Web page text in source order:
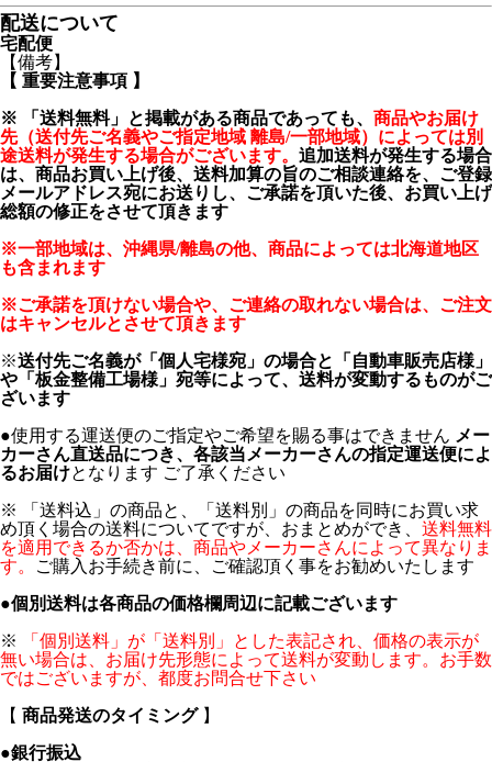
配送について
宅配便
【備考】
【 重要注意事項 】
※ 「送料無料」と掲載がある商品であっても、 商品やお届け
先（送付先ご名義やご指定地域 離島/一部地域）によっては別
途送料が発生する場合がございます。 追加送料が発生する場合
は、商品お買い上げ後、送料加算の旨のご相談連絡を、ご登録
メールアドレス宛にお送りし、ご承諾を頂いた後、お買い上げ
総額の修正をさせて頂きます
※一部地域は、沖縄県/離島の他、商品によっては北海道地区
も含まれます
※ご承諾を頂けない場合や、ご連絡の取れない場合は、ご注文
はキャンセルとさせて頂きます
※送付先ご名義が「個人宅様宛」の場合と「自動車販売店様」
や「板金整備工場様」宛等によって、送料が変動するものがご
ざいます
●使用する運送便のご指定やご希望を賜る事はできません メー
カーさん直送品につき、各該当メーカーさんの指定運送便によ
るお届けとなります ご了承ください
※ 「送料込」の商品と、「送料別」の商品を同時にお買い求
め頂く場合の送料についてですが、おまとめができ、 送料無料
を適用できるか否かは、商品やメーカーさんによって異なりま
す。
ご購入お手続き前に、ご確認頂く事をお勧めいたします
●個別送料は各商品の価格欄周辺に記載ございます
※
「個別送料」が「送料別」とした表記され、価格の表示が
無い場合は、お届け先形態によって送料が変動します。お手数
ではございますが、都度お問合せ下さい
【 商品発送のタイミング】
●銀行振込